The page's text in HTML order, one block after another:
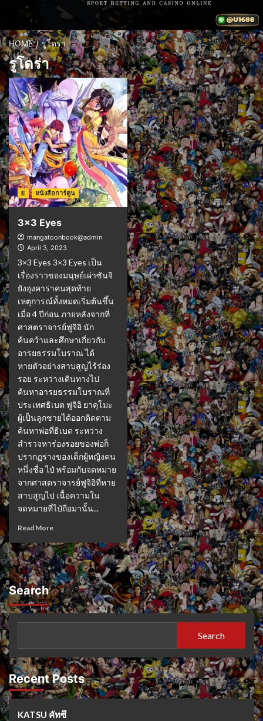
HOME รูโดร่า
รูโดร่า
E หนังสือการ์ตูน
3×3 Eyes
mangatoonbook@admin
April 3, 2023
3×3 Eyes 3×3 Eyes เป็น
เรื่องราวของมนุษย์เผ่าซันจิ
ยังอุงคาร่าคนสุดท้าย
เหตุการณ์ทั้งหมดเริ่มต้นขึ้น
เมื่อ 4 ปีก่อน ภายหลังจากที่
ศาสตราจารย์ฟูจิอิ นัก
ค้นคว้าและศึกษาเกี่ยวกับ
อารยธรรมโบราณ ได้
หายตัวอย่างสาบสูญไร้ร่อง
รอย ระหว่างเดินทางไป
ค้นหาอารยธรรมโบราณที่
ประเทศธิเบต ฟูจิอิ ยาคุโมะ
ผู้เป็นลูกชายได้ออกติดตาม
ค้นหาพ่อที่ธิเบต ระหว่าง
สำรวจหาร่องรอยของพ่อก็
ปรากฏร่างของเด็กผู้หญิงคน
หนึ่งชื่อ ไป๋ พร้อมกับจดหมาย
จากศาสตราจารย์ฟูจิอิที่หาย
สาบสูญไป เนื้อความใน
จดหมายที่ไป๋ถือมานั้น...
Read More
Search
Search
Recent Posts
KATSU คัทซึ